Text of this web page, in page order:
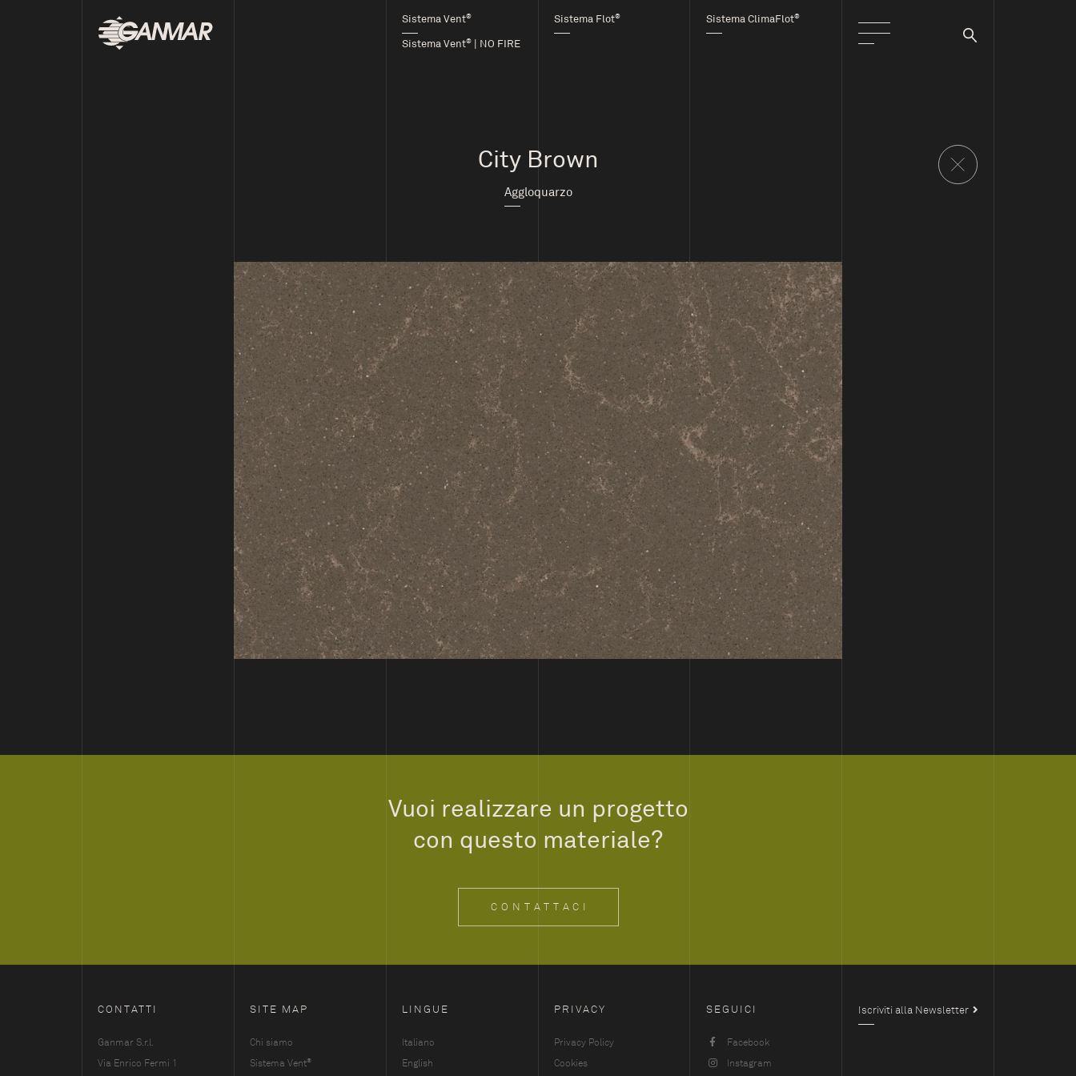
Sistema Vent®
Sistema Vent® | NO FIRE
Sistema Flot® Sistema ClimaFlot®
City Brown
Aggloquarzo
Vuoi realizzare un progetto
con questo materiale?
CONTATTACI
CONTATTI
Ganmar S.r.l.
Via Enrico Fermi 1
SITE MAP
Chi siamo
Sistema Vent®
LINGUE
Italiano
English
PRIVACY
Privacy Policy
Cookies
SEGUICI
Facebook
Instagram
Iscriviti alla Newsletter